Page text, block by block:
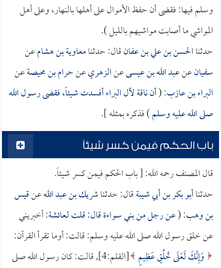
وسلم فيها: فقضى أن حفظ الأموال على أهلها بالنهار، وعلى أهل
المواشي ما أصابت مواشيهم بالليل ).
حدثناالحسن بن علي بن عفانقال: حدثنامعاوية بن هشامعن
سفيانعنعبد الله بن عيسىعنالزهريعنحرام بن محيصةعن
البراء بن عازب: (أن ناقة لآل البراء أفسدت شيئاً، فقضى رسول الله
صلى الله عليه وسلم) فذكره بمثله ].
باب الحكم فيمن كسر شيئاً
قال المصنف رحمه الله: [ باب الحكم فيمن كسر شيئاً.
حدثناأبو بكر بن أبي شيبةقال: حدثناشريك بن عبد اللهعنقيس
بن وهب: (عن رجل من بني سواءة قال: قلت لـعائشة: أخبريني
عن خلق رسول الله صلى الله عليه وسلم: قالت: أوما تقرأ القرآن:
وَإِنَّكَ لَعَلَى خُلُقٍ عَظِيمٍ
[القلم:4], قالت: كان رسول الله صلى